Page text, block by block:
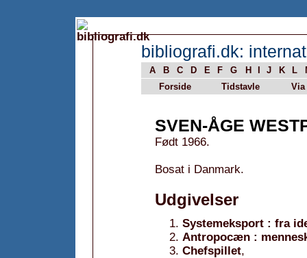
bibliografi.dk:
A B C D E F G H J K L
Forside
Tidstavle Via
SVEN-ÅGE
Født 1966.
Bosat i Danmark.
Udgivelser
Systemeksport : fra
Antropocæn :
Chefspillet,